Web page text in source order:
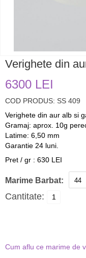
Verighete din
6300 LEI
COD PRODUS: SS 409
Verighete din aur alb si
Gramaj: aprox. 10g
Latime: 6,50 mm
Garantie 24 luni.
Pret / gr : 630 LEI
Marime Barbat:
Cantitate:
Cum aflu ce marime de